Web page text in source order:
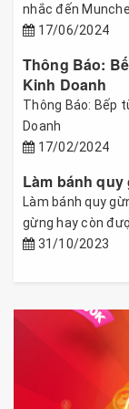
nhắc đến
17/06/2024
Thông Báo:
Kinh Doanh
Thông Báo: Bếp
Doanh
17/02/2024
Làm bánh
Làm bánh quy
gừng hay còn
31/10/2023